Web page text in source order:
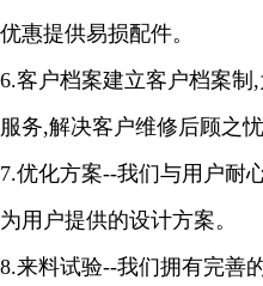
优惠提供易损配件。
6.客户档案建立客户档案制 ,
服务,解决客户维修后顾之忧
7.优化方案--我们与用户耐
为用户提供的设计方案。
8.来料试验--我们拥有完善